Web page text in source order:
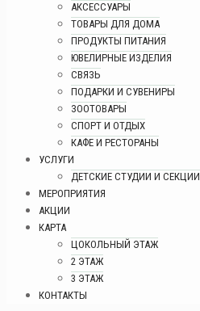
АКСЕССУАРЫ
ТОВАРЫ ДЛЯ ДОМА
ПРОДУКТЫ ПИТАНИЯ
ЮВЕЛИРНЫЕ ИЗДЕЛИЯ
СВЯЗЬ
ПОДАРКИ И СУВЕНИРЫ
ЗООТОВАРЫ
СПОРТ И ОТДЫХ
КАФЕ И РЕСТОРАНЫ
УСЛУГИ
ДЕТСКИЕ СТУДИИ И СЕКЦИИ
МЕРОПРИЯТИЯ
АКЦИИ
КАРТА
ЦОКОЛЬНЫЙ ЭТАЖ
2 ЭТАЖ
3 ЭТАЖ
КОНТАКТЫ